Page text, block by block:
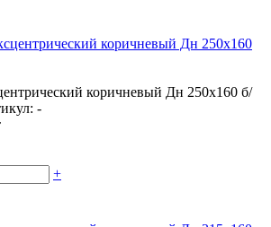
коричневый Дн 250х160 б/
-
+